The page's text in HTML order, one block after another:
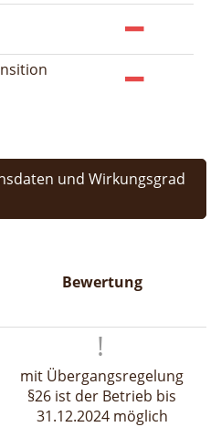
und Wirkungsgrad
Bewertung
mit Übergangsregelung
§26 ist der Betrieb bis
31.12.2024 möglich